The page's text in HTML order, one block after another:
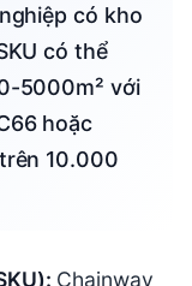
có kho
có thể
5000m² với
hoặc
10.000
Chainway